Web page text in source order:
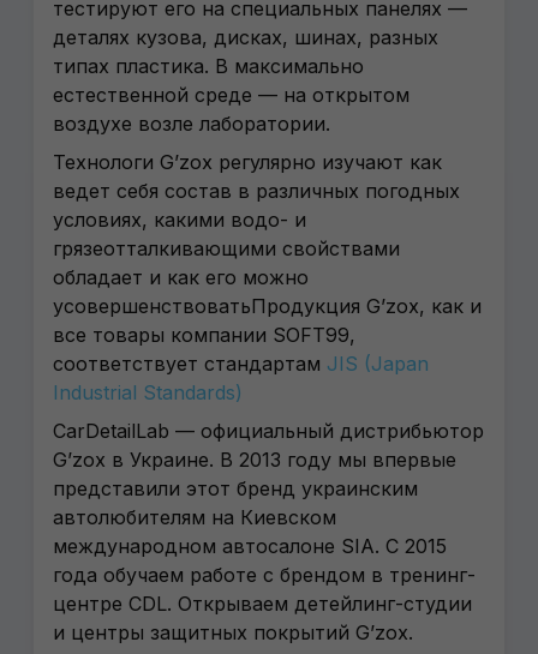
тестируют его на специальных панелях —
деталях кузова, дисках, шинах, разных
типах пластика. В максимально
естественной среде — на открытом
воздухе возле лаборатории.
Технологи G’zox регулярно изучают как
ведет себя состав в различных погодных
условиях, какими водо- и
грязеотталкивающими свойствами
обладает и как его можно
усовершенствоватьПродукция G’zox, как и
все товары компании SOFT99,
соответствует стандартам JIS (Japan
Industrial Standards)
CarDetailLab — официальный дистрибьютор
G’zox в Украине. В 2013 году мы впервые
представили этот бренд украинским
автолюбителям на Киевском
международном автосалоне SIA. С 2015
года обучаем работе с брендом в тренинг-
центре CDL. Открываем детейлинг-студии
и центры защитных покрытий G’zox.